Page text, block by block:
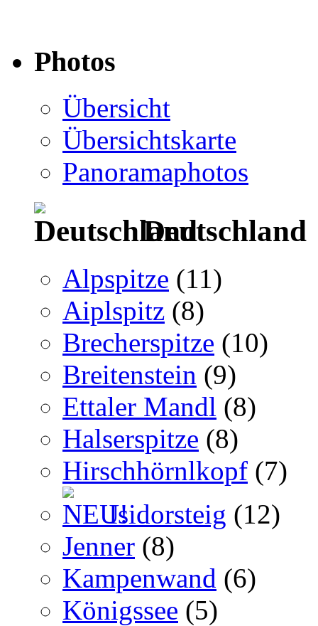
Photos
Übersicht
Übersichtskarte
Panoramaphotos
Deutschland
Alpspitze (11)
Aiplspitz (8)
Brecherspitze (10)
Breitenstein (9)
Ettaler Mandl (8)
Halserspitze (8)
Hirschhörnlkopf (7)
Isidorsteig (12)
Jenner (8)
Kampenwand (6)
Königssee (5)